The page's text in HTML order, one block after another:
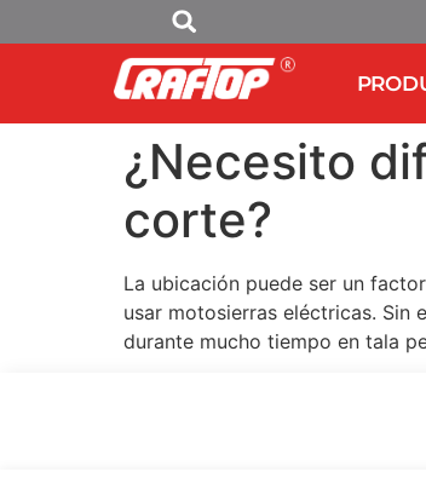
¿Necesito
corte?
La ubicación puede ser un
usar motosierras eléctricas. Sin
durante mucho tiempo en tala